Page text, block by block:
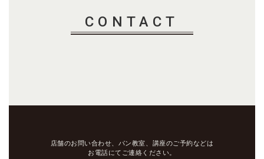
CONTACT
店舗のお問い合わせ、パン教室、講座のご予約などは
お電話にてご連絡ください。